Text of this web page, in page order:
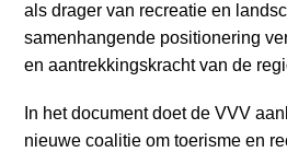
als drager van recreatie en
samenhangende positionering
en aantrekkingskracht van de
In het document doet de VVV
nieuwe coalitie om toerisme en